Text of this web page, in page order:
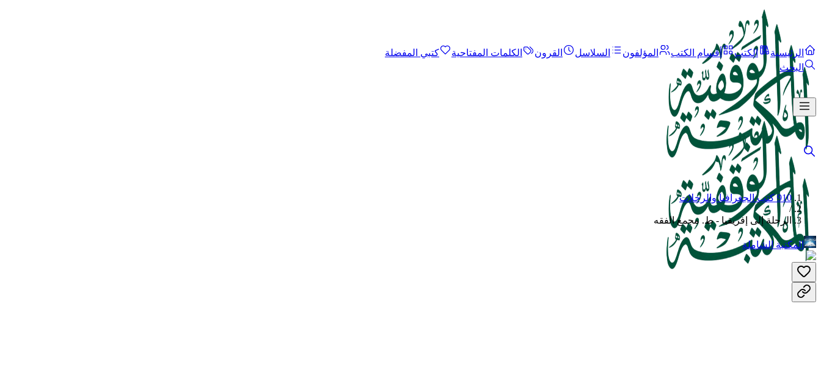
الرئيسية الكتب أقسام الكتب المؤلفون السلاسل القرون الكلمات المفتاحية
كتبي المفضلة
البحث
910 كتب الجغرافيا والرحلات
/
الرحلة إلى إفريقيا - ط. مجمع الفقه
المكتبة الشاملة